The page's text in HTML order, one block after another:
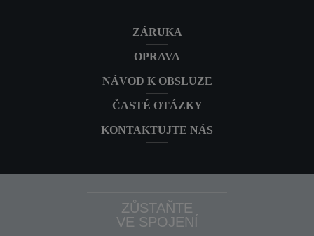
Tyčový vysavač X-Force Flex 14.60
Animal 3v1 200AW RH9958WA
ZÁRUKA
OPRAVA
NÁVOD K OBSLUZE
ČASTÉ OTÁZKY
KONTAKTUJTE NÁS
ZŮSTAŇTE
VE SPOJENÍ